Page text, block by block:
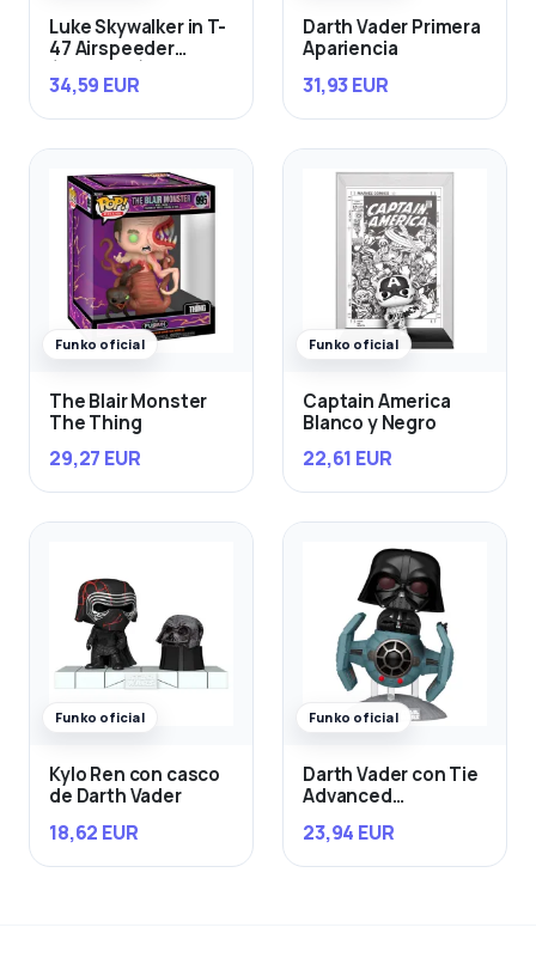
Luke Skywalker in T-
47 Airspeeder
34,59 EUR
Darth Vader Primera
Apariencia
31,93 EUR
Funko oficial
The Blair Monster
The Thing
29,27 EUR
Funko oficial
Captain America
Blanco y Negro
22,61 EUR
Funko oficial
Kylo Ren con casco
de Darth Vader
18,62 EUR
Funko oficial
Darth Vader con Tie
Advanced
23,94 EUR